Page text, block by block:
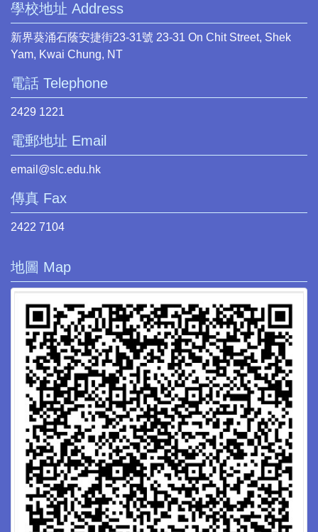
學校地址 Address
新界葵涌石蔭安捷街23-31號 23-31 On Chit Street, Shek
Yam, Kwai Chung, NT
電話 Telephone
2429 1221
電郵地址 Email
email@slc.edu.hk
傳真 Fax
2422 7104
地圖 Map